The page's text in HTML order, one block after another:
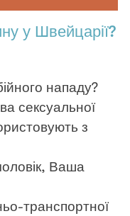
у Швейцарії?
нападу?
сексуальної
з
Ваша
транспортної